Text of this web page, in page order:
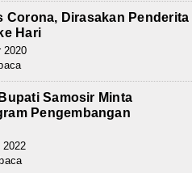
Corona, Dirasakan Penderita
Hari
2020
Samosir Minta
Pengembangan